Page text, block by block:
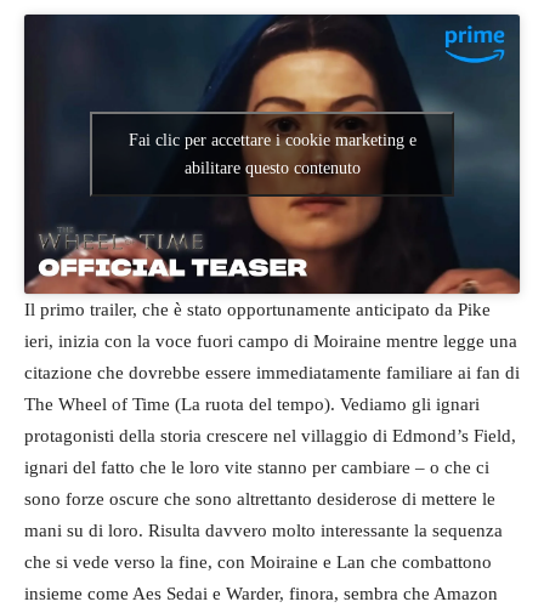
Fai clic per accettare i cookie marketing e
abilitare questo contenuto
Il primo trailer, che è stato opportunamente anticipato da Pike
ieri, inizia con la voce fuori campo di Moiraine mentre legge una
citazione che dovrebbe essere immediatamente familiare ai fan di
The Wheel of Time (La ruota del tempo). Vediamo gli ignari
protagonisti della storia crescere nel villaggio di Edmond’s Field,
ignari del fatto che le loro vite stanno per cambiare – o che ci
sono forze oscure che sono altrettanto desiderose di mettere le
mani su di loro. Risulta davvero molto interessante la sequenza
che si vede verso la fine, con Moiraine e Lan che combattono
insieme come Aes Sedai e Warder, finora, sembra che Amazon